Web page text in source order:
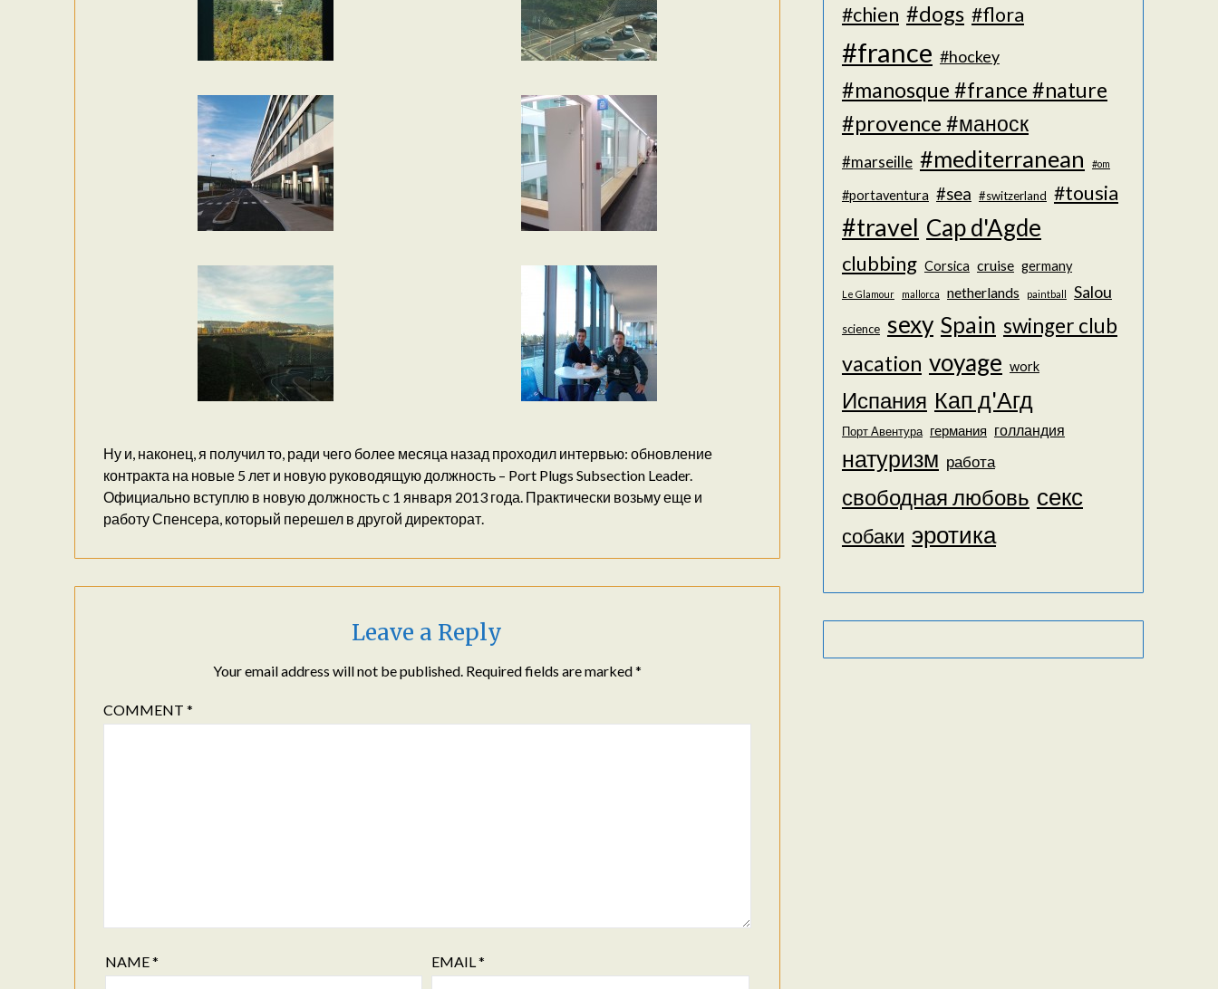
Ну и, наконец, я получил то, ради чего более месяца назад проходил интервью: обновление
контракта на новые 5 лет и новую руководящую должность – Port Plugs Subsection Leader.
Официально вступлю в новую должность с 1 января 2013 года. Практически возьму еще и
работу Спенсера, который перешел в другой директорат.
Leave a Reply
Your email address will not be published. Required fields are marked*
COMMENT*
NAME* EMAIL*
#chien #dogs #flora
#france #hockey
#manosque #france #nature
#provence #маноск
#marseille #mediterranean #om
#portaventura #sea #switzerland #tousia
#travel Cap d'Agde
clubbing Corsica cruise germany
Le Glamour mallorca netherlands paintball Salou
science sexy Spain swinger club
vacation voyage work
Испания Кап д'Агд
Порт Авентура германия голландия
натуризм работа
свободная любовь секс
собаки эротика